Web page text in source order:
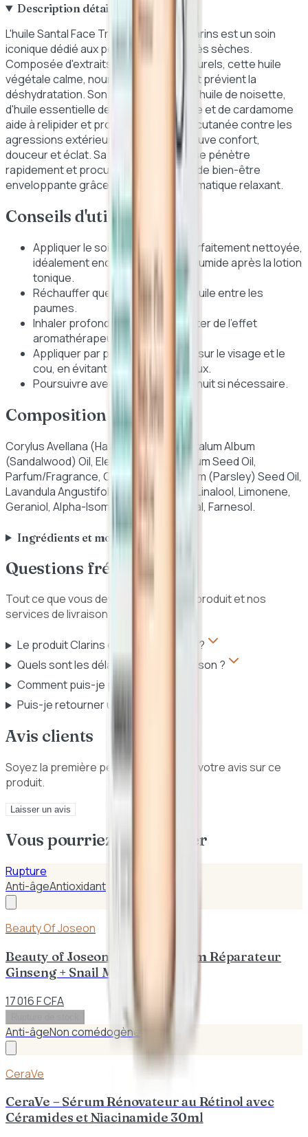
Description détaillée
L'huile Santal Face Treatment Oil de Clarins est un soin
iconique dédié aux peaux sèches et très sèches.
Composée d'extraits 100% purs et naturels, cette huile
végétale calme, nourrit intensément et prévient la
déshydratation. Son mélange unique d'huile de noisette,
d'huile essentielle de santal, de lavande et de cardamome
aide à relipider et protéger la barrière cutanée contre les
agressions extérieures. La peau retrouve confort,
douceur et éclat. Sa texture non grasse pénètre
rapidement et procure une sensation de bien-être
enveloppante grâce à son parfum aromatique relaxant.
Conseils d'utilisation
Appliquer le soir sur une peau parfaitement nettoyée,
idéalement encore légèrement humide après la lotion
tonique.
Réchauffer quelques gouttes d'huile entre les
paumes.
Inhaler profondément pour profiter de l'effet
aromathérapeutique.
Appliquer par pressions légères sur le visage et le
cou, en évitant le contour des yeux.
Poursuivre avec votre crème de nuit si nécessaire.
Composition
Corylus Avellana (Hazel) Seed Oil, Santalum Album
(Sandalwood) Oil, Elettaria Cardamomum Seed Oil,
Parfum/Fragrance, Carum Petroselinum (Parsley) Seed Oil,
Lavandula Angustifolia (Lavender) Oil, Linalool, Limonene,
Geraniol, Alpha-Isomethyl Ionone, Citral, Farnesol.
Ingrédients et mode d'emploi
Questions fréquentes
Tout ce que vous devez savoir sur ce produit et nos
services de livraison au Sénégal.
Le produit Clarins est-il authentique ?
Quels sont les délais et frais de livraison ?
Comment puis-je payer ?
Puis-je retourner un produit ?
Avis clients
Soyez la première personne à donner votre avis sur ce
produit.
Laisser un avis
Vous pourriez aussi aimer
Rupture
Anti-âgeAntioxidant
Beauty Of Joseon
Beauty of Joseon – Revive Sérum Réparateur
Ginseng + Snail Mucin 30ml
17 016 F CFA
Anti-âgeNon comédogène
CeraVe
CeraVe – Sérum Rénovateur au Rétinol avec
Céramides et Niacinamide 30ml